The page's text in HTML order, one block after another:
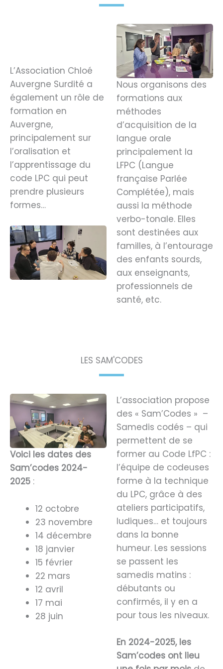
L’Association Chloé
Auvergne Surdité a
également un rôle de
formation en
Auvergne,
principalement sur
l’oralisation et
l’apprentissage du
code LPC qui peut
prendre plusieurs
formes…
Nous organisons des
formations aux
méthodes
d’acquisition de la
langue orale
principalement la
LFPC (Langue
française Parlée
Complétée), mais
aussi la méthode
verbo-tonale. Elles
sont destinées aux
familles, à l’entourage
des enfants sourds,
aux enseignants,
professionnels de
santé, etc.
LES SAM'CODES
Voici les dates des
Sam’codes 2024-
2025 :
12 octobre
23 novembre
14 décembre
18 janvier
15 février
22 mars
12 avril
17 mai
28 juin
L’association propose
des « Sam’Codes » –
Samedis codés – qui
permettent de se
former au Code LfPC :
l’équipe de codeuses
forme à la technique
du LPC, grâce à des
ateliers participatifs,
ludiques… et toujours
dans la bonne
humeur. Les sessions
se passent les
samedis matins :
débutants ou
confirmés, il y en a
pour tous les niveaux.
En 2024-2025, les
Sam’codes ont lieu